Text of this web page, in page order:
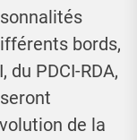
bords,
du PDCI-RDA,
de la